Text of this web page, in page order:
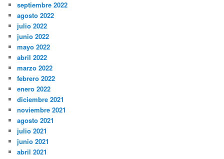
septiembre 2022
agosto 2022
julio 2022
junio 2022
mayo 2022
abril 2022
marzo 2022
febrero 2022
enero 2022
diciembre 2021
noviembre 2021
agosto 2021
julio 2021
junio 2021
abril 2021